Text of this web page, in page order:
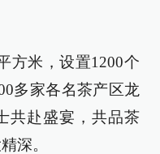
方米，设置1200个
多家各名茶产区龙
共赴盛宴，共品茶
深。